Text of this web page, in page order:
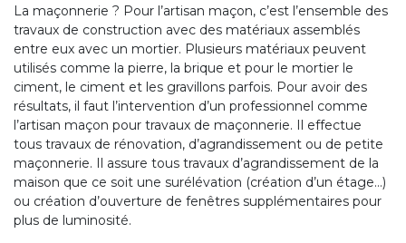
La maçonnerie ? Pour l’artisan maçon, c’est l’ensemble des
travaux de construction avec des matériaux assemblés
entre eux avec un mortier. Plusieurs matériaux peuvent
utilisés comme la pierre, la brique et pour le mortier le
ciment, le ciment et les gravillons parfois. Pour avoir des
résultats, il faut l’intervention d’un professionnel comme
l’artisan maçon pour travaux de maçonnerie. Il effectue
tous travaux de rénovation, d’agrandissement ou de petite
maçonnerie. Il assure tous travaux d’agrandissement de la
maison que ce soit une surélévation (création d’un étage…)
ou création d’ouverture de fenêtres supplémentaires pour
plus de luminosité.